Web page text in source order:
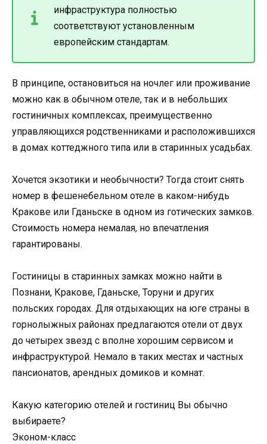
инфраструктура полностью
соответствуют установленным
европейским стандартам.
В принципе, остановиться на ночлег или проживание
можно как в обычном отеле, так и в небольших
гостиничных комплексах, преимущественно
управляющихся родственниками и расположившихся
в домах коттеджного типа или в старинных усадьбах.
Хочется экзотики и необычности? Тогда стоит снять
номер в фешенебельном отеле в каком-нибудь
Кракове или Гданьске в одном из готических замков.
Стоимость номера немалая, но впечатления
гарантированы.
Гостиницы в старинных замках можно найти в
Познани, Кракове, Гданьске, Торуни и других
польских городах. Для отдыхающих на юге страны в
горнолыжных районах предлагаются отели от двух
до четырех звезд с вполне хорошим сервисом и
инфраструктурой. Немало в таких местах и частных
пансионатов, арендных домиков и комнат.
Какую категорию отелей и гостиниц Вы обычно
выбираете?
Эконом-класс